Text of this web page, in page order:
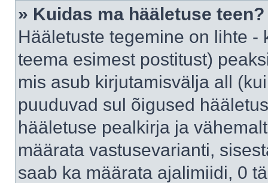
» Kuidas ma hääletuse teen?
Hääletuste tegemine on lihte
teema esimest postitust)
mis asub kirjutamisvälja all
puuduvad sul õigused
hääletuse pealkirja ja
määrata vastusevarianti,
saab ka määrata ajalimiidi, 0